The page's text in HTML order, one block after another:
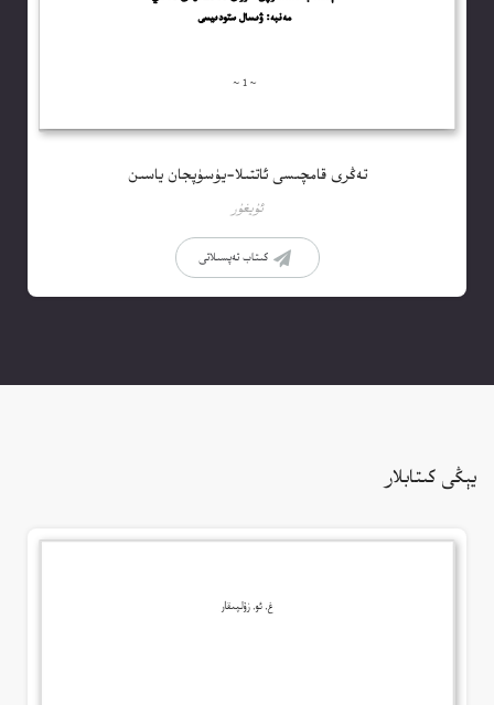
تەڭرى قامچىسى ئاتتىلا-يۈسۈپجان ياسىن
ئۇيغۇر
كىتاب تەپسىلاتى
يېڭى كىتابلار